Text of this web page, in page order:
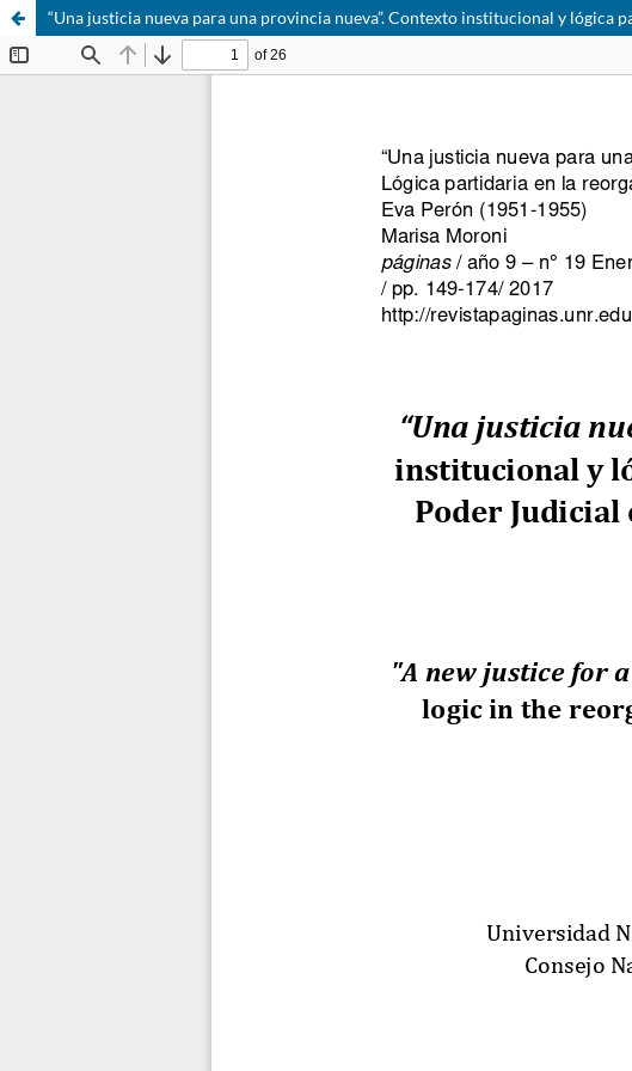
“Una justicia nueva para una provincia nueva”. Contexto institucional y